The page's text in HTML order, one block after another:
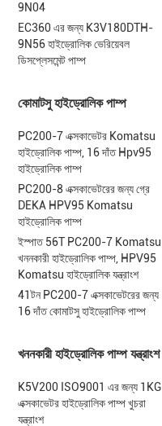
9N04
EC360 এর জন্য K3V180DTH-
9N56 হাইড্রোলিক ভেরিয়েবল
ডিসপ্লেসমেন্ট পাম্প
কোমাটসু হাইড্রোলিক পাম্প
PC200-7 এক্সকাভেটর Komatsu
হাইড্রোলিক পাম্প, 16 দাঁত Hpv95
হাইড্রোলিক পাম্প
PC200-8 এক্সকাভেটরের জন্য গ্রে
DEKA HPV95 Komatsu
হাইড্রোলিক পাম্প
ইস্পাত 56T PC200-7 Komatsu
খননকারী হাইড্রোলিক পাম্প, HPV95
Komatsu হাইড্রোলিক যন্ত্রাংশ
41টন PC200-7 এক্সকাভেটরের জন্য
16 দাঁত কোমাটসু হাইড্রোলিক পাম্প
খননকারী হাইড্রোলিক পাম্প যন্ত্রাংশ
K5V200 ISO9001 এর জন্য 1KG
এক্সকাভেটর হাইড্রোলিক পাম্প খুচরা
যন্ত্রাংশ